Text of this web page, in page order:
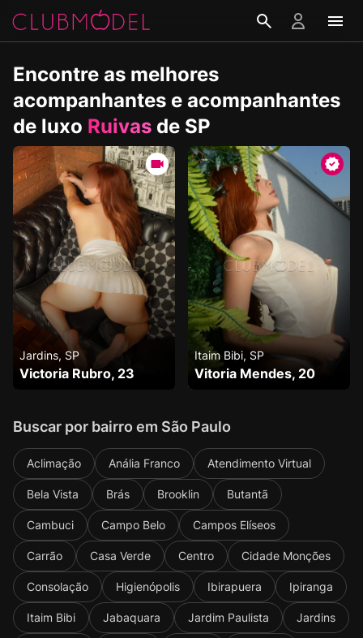
Encontre as melhores
acompanhantes e acompanhantes
de luxo Ruivas de SP
Jardins, SP
Victoria Rubro, 23
Itaim Bibi, SP
Vitoria Mendes, 20
Buscar por bairro em São Paulo
Aclimação Anália Franco Atendimento Virtual
Bela Vista Brás Brooklin Butantã
Cambuci Campo Belo Campos Elíseos
Carrão Casa Verde Centro Cidade Monções
Consolação Higienópolis Ibirapuera Ipiranga
Itaim Bibi Jabaquara Jardim Paulista Jardins